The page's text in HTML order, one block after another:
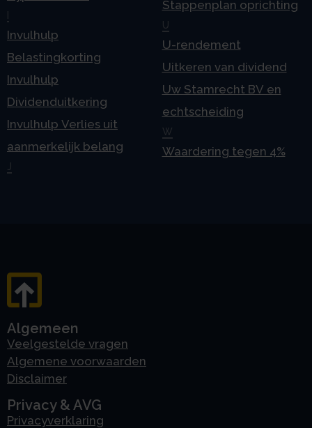
Invulhulp
Belastingkorting
Invulhulp
Dividenduitkering
Invulhulp Verlies uit
aanmerkelijk belang
J
Stappenplan oprichting
U
U-rendement
Uitkeren van dividend
Uw Stamrecht BV en
echtscheiding
W
Waardering tegen 4%
Algemeen
Veelgestelde vragen
Algemene voorwaarden
Disclaimer
Privacy & AVG
Privacyverklaring